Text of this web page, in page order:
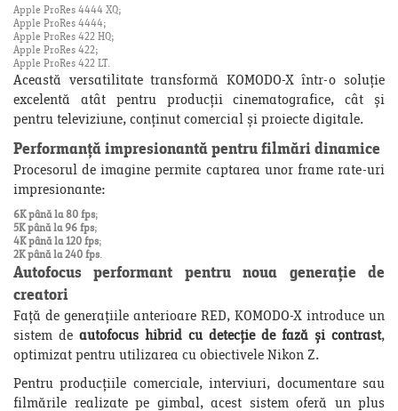
Apple ProRes 4444 XQ;
Apple ProRes 4444;
Apple ProRes 422 HQ;
Apple ProRes 422;
Apple ProRes 422 LT.
Această versatilitate transformă KOMODO-X într-o soluție
excelentă atât pentru producții cinematografice, cât și
pentru televiziune, conținut comercial și proiecte digitale.
Performanță impresionantă pentru filmări dinamice
Procesorul de imagine permite captarea unor frame rate-uri
impresionante:
6K până la 80 fps;
5K până la 96 fps;
4K până la 120 fps;
2K până la 240 fps.
Autofocus performant pentru noua generație de
creatori
Față de generațiile anterioare RED, KOMODO-X introduce un
sistem de autofocus hibrid cu detecție de fază și contrast,
optimizat pentru utilizarea cu obiectivele Nikon Z.
Pentru producțiile comerciale, interviuri, documentare sau
filmările realizate pe gimbal, acest sistem oferă un plus